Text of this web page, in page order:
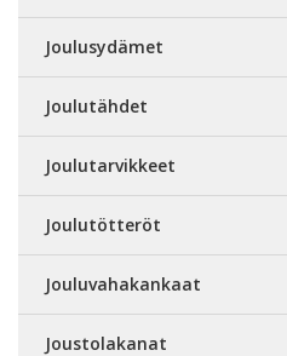
Joulusydämet
Joulutähdet
Joulutarvikkeet
Joulutötteröt
Jouluvahakankaat
Joustolakanat